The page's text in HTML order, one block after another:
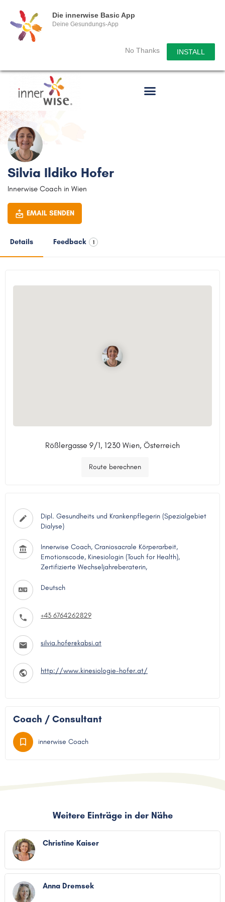
Die innerwise Basic App
Deine Gesundungs-App
No Thanks INSTALL
Silvia Ildiko Hofer
Innerwise Coach in Wien
EMAIL SENDEN
Details Feedback 1
Rößlergasse 9/1, 1230 Wien, Österreich
Route berechnen
Dipl. Gesundheits und Krankenpflegerin (Spezialgebiet
Dialyse)
Innerwise Coach, Craniosacrale Körperarbeit,
Emotionscode, Kinesiologin (Touch for Health),
Zertifizierte Wechseljahreberaterin,
Deutsch
+43 6764262829
silvia.hofer@kabsi.at
http://www.kinesiologie-hofer.at/
Coach / Consultant
innerwise Coach
Weitere Einträge in der Nähe
Christine Kaiser
Anna Dremsek